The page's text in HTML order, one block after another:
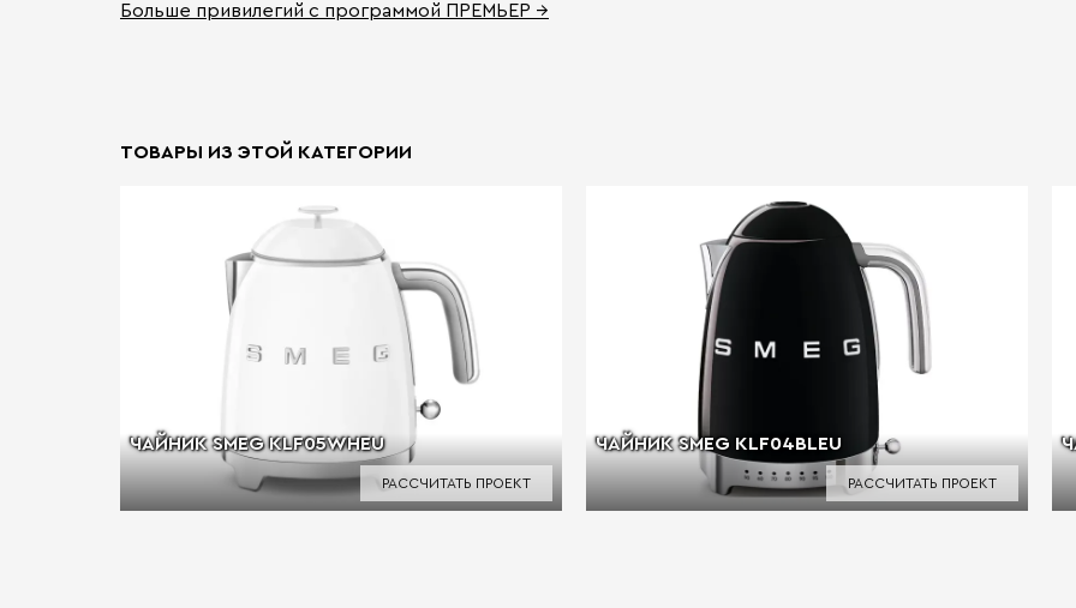
Больше привилегий с программой ПРЕМЬЕР →
ТОВАРЫ ИЗ ЭТОЙ КАТЕГОРИИ
ЧАЙНИК SMEG KLF05WHEU
РАССЧИТАТЬ ПРОЕКТ
ЧАЙНИК SMEG KLF04BLEU
РАССЧИТАТЬ ПРОЕКТ